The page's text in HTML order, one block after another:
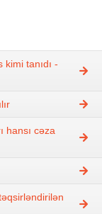
tanıdı -
hansı cəza